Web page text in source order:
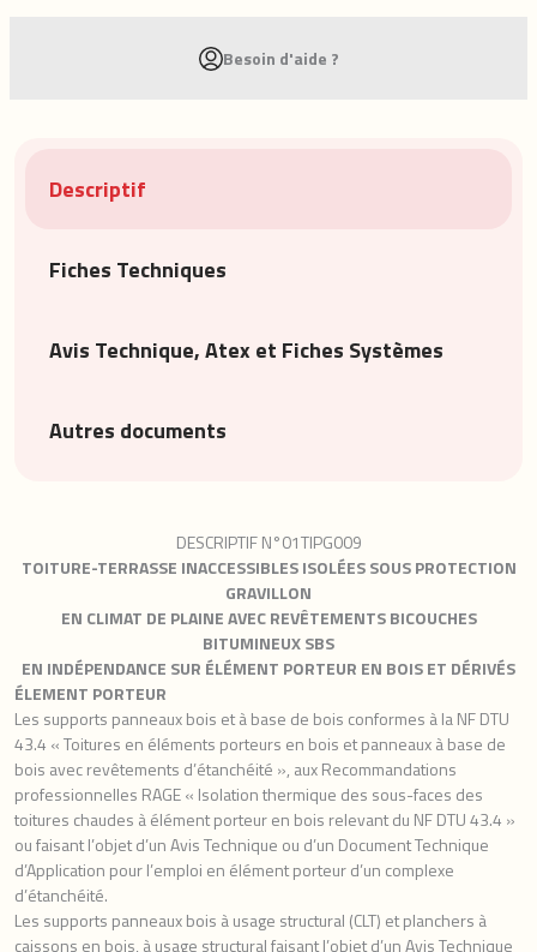
Besoin d'aide ?
Descriptif
Fiches Techniques
Avis Technique, Atex et Fiches Systèmes
Autres documents
DESCRIPTIF N°01TIPG009
TOITURE-TERRASSE INACCESSIBLES ISOLÉES SOUS PROTECTION
GRAVILLON
EN CLIMAT DE PLAINE AVEC REVÊTEMENTS BICOUCHES
BITUMINEUX SBS
EN INDÉPENDANCE SUR ÉLÉMENT PORTEUR EN BOIS ET DÉRIVÉS
ÉLEMENT PORTEUR
Les supports panneaux bois et à base de bois conformes à la NF DTU
43.4 « Toitures en éléments porteurs en bois et panneaux à base de
bois avec revêtements d’étanchéité », aux Recommandations
professionnelles RAGE « Isolation thermique des sous-faces des
toitures chaudes à élément porteur en bois relevant du NF DTU 43.4 »
ou faisant l’objet d’un Avis Technique ou d’un Document Technique
d’Application pour l’emploi en élément porteur d’un complexe
d’étanchéité.
Les supports panneaux bois à usage structural (CLT) et planchers à
caissons en bois, à usage structural faisant l’objet d’un Avis Technique